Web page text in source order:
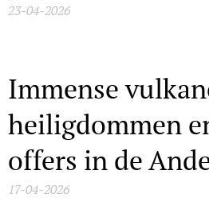
23-04-2026
Immense
heiligdommen
offers in de
17-04-2026